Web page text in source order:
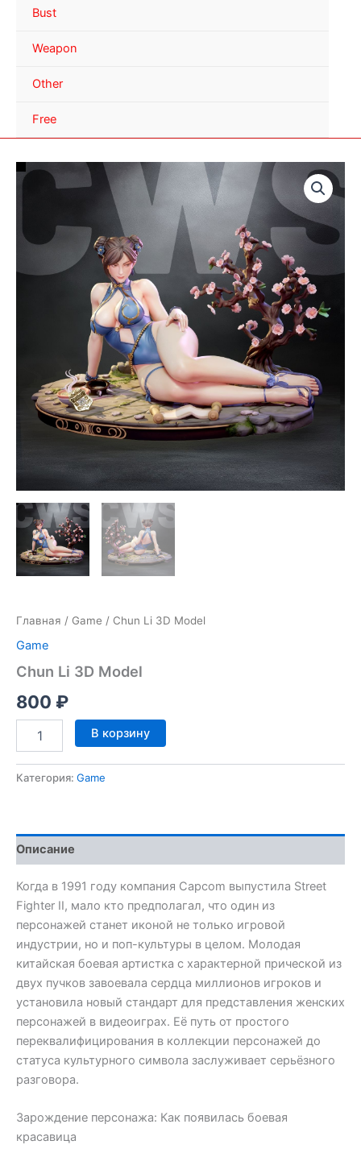
Bust
Weapon
Other
Free
Главная / Game / Chun Li 3D Model
Game
Chun Li 3D Model
800 ₽
Количество
товара
Li
В корзину
Категория: Game
Описание
Когда в 1991 году компания Capcom выпустила Street
Fighter II, мало кто предполагал, что один из
персонажей станет иконой не только игровой
индустрии, но и поп-культуры в целом. Молодая
китайская боевая артистка с характерной прической из
двух пучков завоевала сердца миллионов игроков и
установила новый стандарт для представления женских
персонажей в видеоиграх. Её путь от простого
переквалифицирования в коллекции персонажей до
статуса культурного символа заслуживает серьёзного
разговора.
Зарождение персонажа: Как появилась боевая
красавица